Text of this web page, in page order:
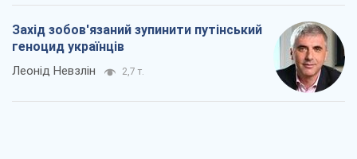
Захід зобов'язаний зупинити путінський
геноцид українців
Леонід Невзлін 2,7 т.